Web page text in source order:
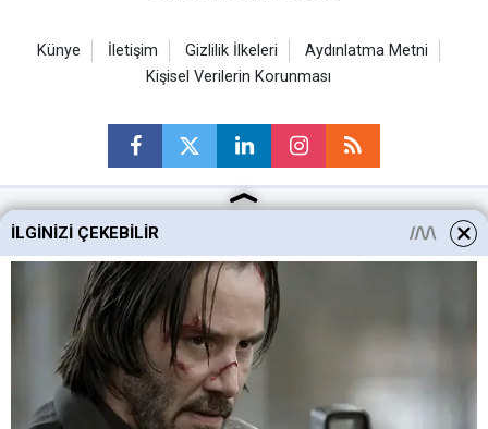
Künye İletişim Gizlilik İlkeleri
Aydınlatma Metni
Kişisel Verilerin Korunması
Ankara Haberleri
Keçiören Haberleri
Altındağ Haberleri
Sincan Haberleri
Mamak Haberleri
İLGINIZI ÇEKEBILIR